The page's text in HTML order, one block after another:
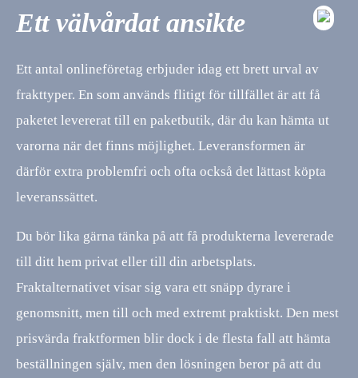
Ett välvårdat ansikte
Ett antal onlineföretag erbjuder idag ett brett urval av
frakttyper. En som används flitigt för tillfället är att få
paketet levererat till en paketbutik, där du kan hämta ut
varorna när det finns möjlighet. Leveransformen är
därför extra problemfri och ofta också det lättast köpta
leveranssättet.
Du bör lika gärna tänka på att få produkterna levererade
till ditt hem privat eller till din arbetsplats.
Fraktalternativet visar sig vara ett snäpp dyrare i
genomsnitt, men till och med extremt praktiskt. Den mest
prisvärda fraktformen blir dock i de flesta fall att hämta
beställningen själv, men den lösningen beror på att du